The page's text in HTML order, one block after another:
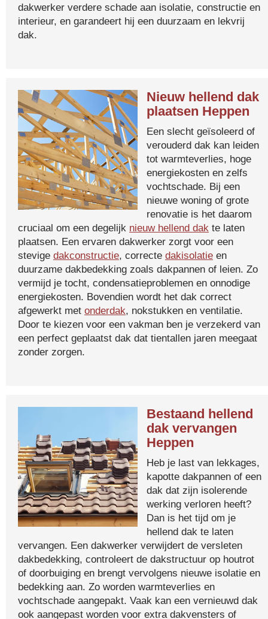
dakwerker verdere schade aan isolatie, constructie en
interieur, en garandeert hij een duurzaam en lekvrij
dak.
Nieuw hellend dak
plaatsen Heppen
Een slecht geïsoleerd of
verouderd dak kan leiden
tot warmteverlies, hoge
energiekosten en zelfs
vochtschade. Bij een
nieuwe woning of grote
renovatie is het daarom
cruciaal om een degelijk nieuw hellend dak te laten
plaatsen. Een ervaren dakwerker zorgt voor een
stevige dakconstructie, correcte dakisolatie en
duurzame dakbedekking zoals dakpannen of leien. Zo
vermijd je tocht, condensatieproblemen en onnodige
energiekosten. Bovendien wordt het dak correct
afgewerkt met onderdak, nokstukken en ventilatie.
Door te kiezen voor een vakman ben je verzekerd van
een perfect geplaatst dak dat tientallen jaren meegaat
zonder zorgen.
Bestaand hellend
dak vervangen
Heppen
Heb je last van lekkages,
kapotte dakpannen of een
dak dat zijn isolerende
werking verloren heeft?
Dan is het tijd om je
hellend dak te laten
vervangen. Een dakwerker verwijdert de versleten
dakbedekking, controleert de dakstructuur op houtrot
of doorbuiging en brengt vervolgens nieuwe isolatie en
bedekking aan. Zo worden warmteverlies en
vochtschade aangepakt. Vaak kan een vernieuwd dak
ook aangepast worden voor extra dakvensters of